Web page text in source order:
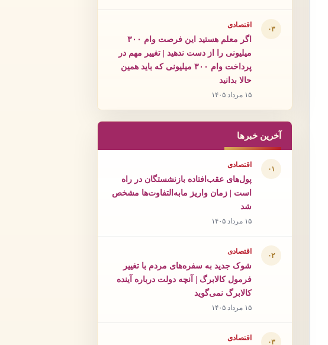
۰۳ اقتصادی
اگر معلم هستید این فرصت وام ۳۰۰
میلیونی را از دست ندهید | تغییر مهم در
پرداخت وام ۳۰۰ میلیونی که باید همین
حالا بدانید
۱۵ مرداد ۱۴۰۵
آخرین خبرها
۰۱ اقتصادی
پول‌های عقب‌افتاده بازنشستگان در راه
است | زمان واریز مابه‌التفاوت‌ها مشخص
شد
۱۵ مرداد ۱۴۰۵
۰۲ اقتصادی
شوک جدید به سفره‌های مردم با تغییر
فرمول کالابرگ | آنچه دولت درباره آینده
کالابرگ نمی‌گوید
۱۵ مرداد ۱۴۰۵
۰۳ اقتصادی